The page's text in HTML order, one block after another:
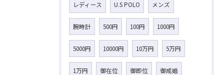
レディース U.S POLO メンズ
腕時計 500円 100円 1000円
5000円 10000円 10万円 5万円
1万円 御在位 御即位 御成婚